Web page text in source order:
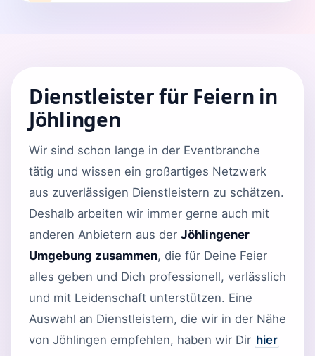
Dienstleister für Feiern in
Jöhlingen
Wir sind schon lange in der Eventbranche
tätig und wissen ein großartiges Netzwerk
aus zuverlässigen Dienstleistern zu schätzen.
Deshalb arbeiten wir immer gerne auch mit
anderen Anbietern aus der Jöhlingener
Umgebung zusammen, die für Deine Feier
alles geben und Dich professionell, verlässlich
und mit Leidenschaft unterstützen. Eine
Auswahl an Dienstleistern, die wir in der Nähe
von Jöhlingen empfehlen, haben wir Dir hier